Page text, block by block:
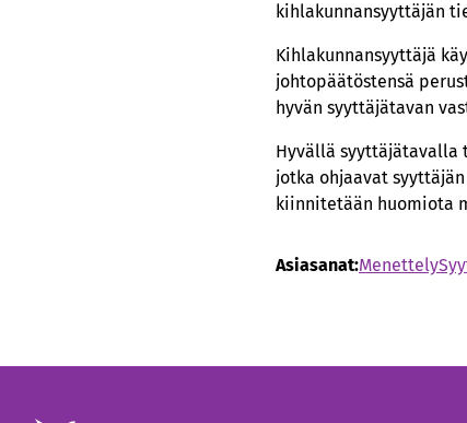
kihlakunnansyyttäjän
Kihlakunnansyyttäjä
johtopäätöstensä
hyvän syyttäjätavan
Hyvällä syyttäjätavalla
jotka ohjaavat
kiinnitetään huomiota
Asiasanat:Menettely